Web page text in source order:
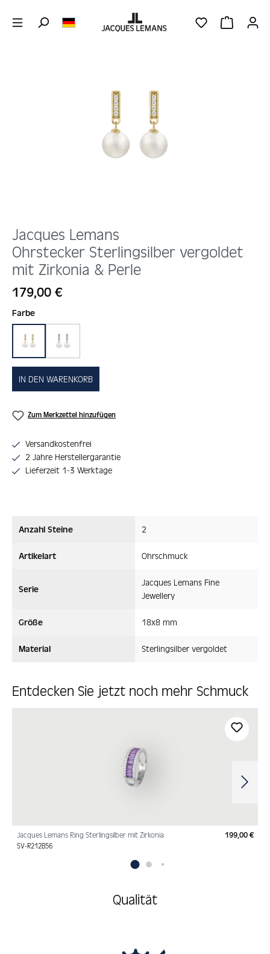
DU HAST 0
Jacques Lemans
Ohrstecker Sterlingsilber vergoldet
mit Zirkonia & Perle
Regulärer Preis:
179,00 €
Farbeauswählen
gold silber
IN DEN WARENKORB
Zum Merkzettel hinzufügen
Versandkostenfrei
2 Jahre Herstellergarantie
Lieferzeit 1-3 Werktage
Anzahl Steine 2
Artikelart Ohrschmuck
Serie
Jacques Lemans Fine
Jewellery
Größe 18x8 mm
Material Sterlingsilber vergoldet
Entdecken Sie jetzt noch mehr Schmuck
Jacques Lemans Ring Sterlingsilber mit Zirkonia
SV-R212B56
199,00 €
Qualität